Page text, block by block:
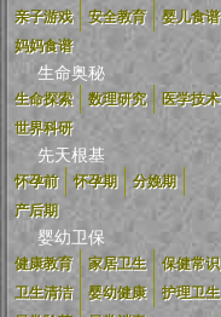
亲子游戏
安全教育
婴儿食谱
妈妈食谱
生命奥秘
生命探索 数理研究
医学技术
世界科研
先天根基
怀孕前 怀孕期
分娩期
产后期
婴幼卫保
健康教育 家居卫生
保健常识
卫生清洁
婴幼健康
护理卫生